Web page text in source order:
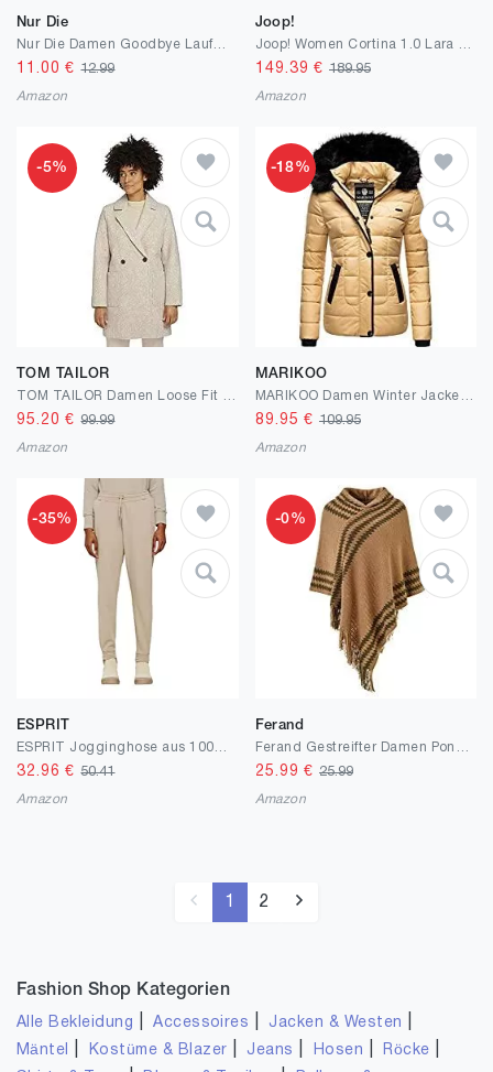
Nur Die
11.00 €12.99
Amazon
Joop!
149.39 € 189.95
Amazon
-5%
TOM TAILOR
95.20 €99.99
Amazon
-18%
MARIKOO
89.95 € 109.95
Amazon
-35%
ESPRIT
32.96 €50.41
Amazon
-0%
Ferand
25.99 € 25.99
Amazon
1 2
Fashion Shop Kategorien
Alle Bekleidung |Accessoires Jacken & Westen
Mäntel Kostüme & Blazer Jeans Hosen Röcke